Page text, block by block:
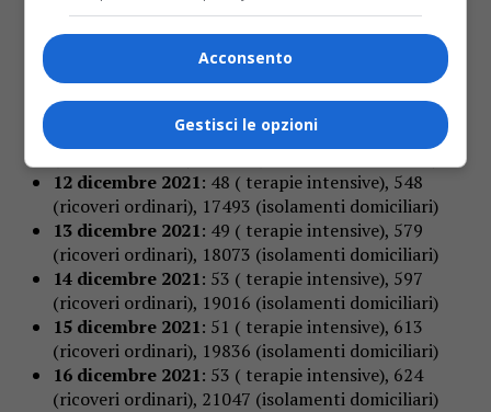
(ricoveri ordinari), 14351 (isolamenti domiciliari)
9 dicembre 2021: 44 ( terapie intensive), 463
(ricoveri ordinari), 14869 (isolamenti domiciliari)
10 dicembre 2021: 44 ( terapie intensive), 488
(ricoveri ordinari), 14869 (isolamenti domiciliari)
11 dicembre 2021: 46 ( terapie intensive), 508
(ricoveri ordinari), 16855 (isolamenti domiciliari)
12 dicembre 2021: 48 ( terapie intensive), 548
(ricoveri ordinari), 17493 (isolamenti domiciliari)
13 dicembre 2021: 49 ( terapie intensive), 579
(ricoveri ordinari), 18073 (isolamenti domiciliari)
14 dicembre 2021: 53 ( terapie intensive), 597
(ricoveri ordinari), 19016 (isolamenti domiciliari)
15 dicembre 2021: 51 ( terapie intensive), 613
(ricoveri ordinari), 19836 (isolamenti domiciliari)
16 dicembre 2021: 53 ( terapie intensive), 624
(ricoveri ordinari), 21047 (isolamenti domiciliari)
Acconsento
Gestisci le opzioni